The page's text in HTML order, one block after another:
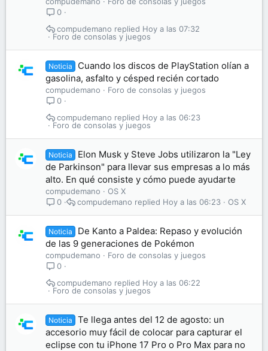
0
Foro de consolas y juegos
Hoy a las 07:32
compudemano
Noticia
Cuando los discos de PlayStation olían a
gasolina, asfalto y césped recién cortado
compudemano
Foro de consolas y juegos
0
Foro de consolas y juegos
Hoy a las 06:23
compudemano
Noticia
Elon Musk y Steve Jobs utilizaron la "Ley
de Parkinson" para llevar sus empresas a lo más
alto. En qué consiste y cómo puede ayudarte
compudemano
OS X
0
OS X
Hoy a las 06:23
compudemano
Noticia
De Kanto a Paldea: Repaso y evolución
de las 9 generaciones de Pokémon
compudemano
Foro de consolas y juegos
0
Foro de consolas y juegos
Hoy a las 06:22
compudemano
Noticia
Te llega antes del 12 de agosto: un
accesorio muy fácil de colocar para capturar el
eclipse con tu iPhone 17 Pro o Pro Max para no